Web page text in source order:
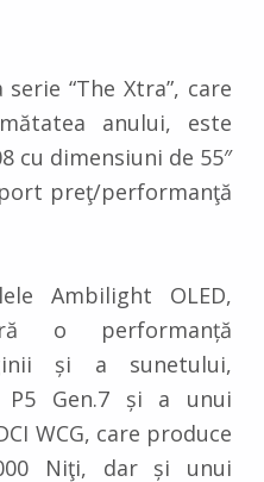
“The Xtra”, care
anului, este
cu dimensiuni de 55″
preţ/performanţă
Ambilight OLED,
o performanță
și a sunetului,
P5 Gen.7 și a unui
WCG, care produce
Niţi, dar și unui